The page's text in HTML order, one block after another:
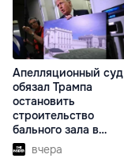
Апелляционный суд
обязал Трампа
остановить
строительство
бального зала в
Белом доме
вчера